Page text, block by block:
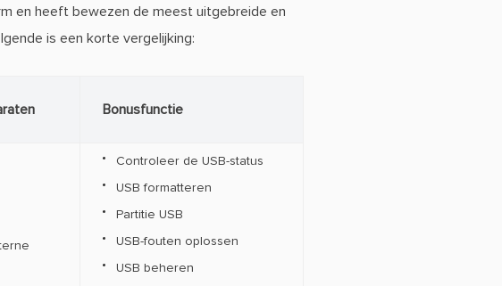
en heeft bewezen de meest uitgebreide en
is een korte vergelijking:
Bonusfunctie
Controleer de USB-status
USB formatteren
Partitie USB
USB-fouten oplossen
USB beheren